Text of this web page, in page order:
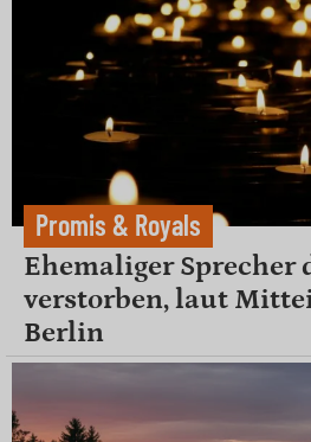
Promis & Royals
Ehemaliger Sprecher
verstorben, laut
Berlin